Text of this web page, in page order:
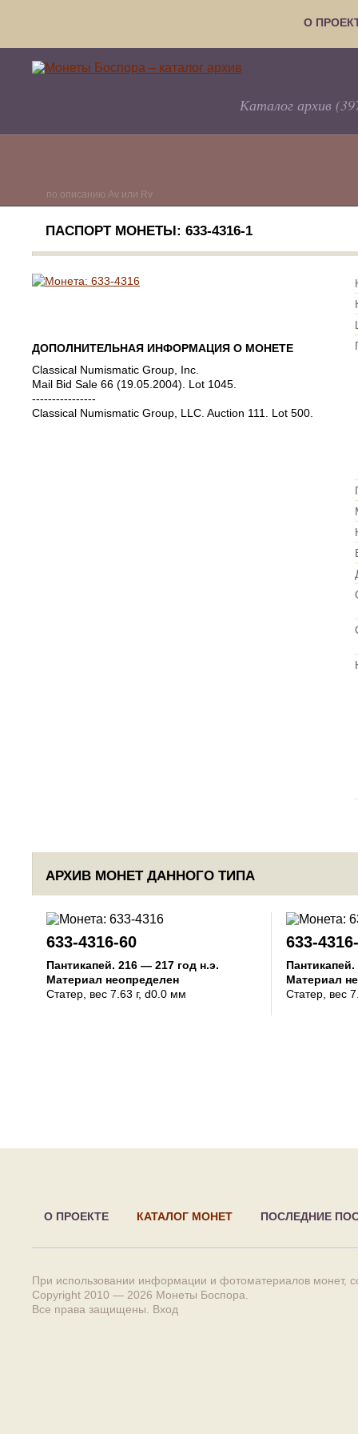
О
Каталог архив
по описанию Av или Rv
ПАСПОРТ МОНЕТЫ: 633-4316-1
ДОПОЛНИТЕЛЬНАЯ ИНФОРМАЦИЯ О МОНЕТЕ
Classical Numismatic Group, Inc.
Mail Bid Sale 66 (19.05.2004). Lot 1045.
----------------
Classical Numismatic Group, LLC. Auction 111. Lot 500.
АРХИВ МОНЕТ ДАННОГО ТИПА
633-4316-60
Пантикапей. 216 — 217 год н.э.
Материал неопределен
Статер , вес 7.63 г, d0.0 мм
633-
Пантикапей.
Материал
Статер , вес
О ПРОЕКТЕ КАТАЛОГ МОНЕТ ПОСЛЕДНИЕ
При использовании информации и фотоматериалов монет,
Copyright 2010 — 2026 Монеты Боспора
Все права защищены. Вход